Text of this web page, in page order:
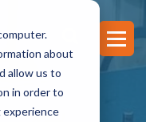
about
allow us to
in order to
experience